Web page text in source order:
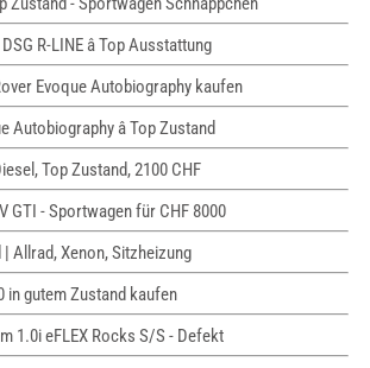
R-LINE â Top Ausstattung
Evoque Autobiography kaufen
Autobiography â Top Zustand
Top Zustand, 2100 CHF
GTI - Sportwagen für CHF 8000
| Allrad, Xenon, Sitzheizung
in gutem Zustand kaufen
1.0i eFLEX Rocks S/S - Defekt